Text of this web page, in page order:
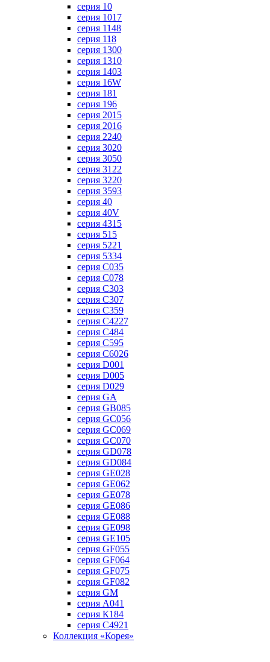
серия 10
серия 1017
серия 1148
серия 118
серия 1300
серия 1310
серия 1403
серия 16W
серия 181
серия 196
серия 2015
серия 2016
серия 2240
серия 3020
серия 3050
серия 3122
серия 3220
серия 3593
серия 40
серия 40V
серия 4315
серия 515
серия 5221
серия 5334
серия C035
серия C078
серия C303
серия C307
серия C359
серия C4227
серия C484
серия C595
серия C6026
серия D001
серия D005
серия D029
серия GA
серия GB085
серия GC056
серия GC069
серия GC070
серия GD078
серия GD084
серия GE028
серия GE062
серия GE078
серия GE086
серия GE088
серия GE098
серия GE105
серия GF055
серия GF064
серия GF075
серия GF082
серия GM
серия А041
серия К184
серия С4921
Коллекция «Корея»